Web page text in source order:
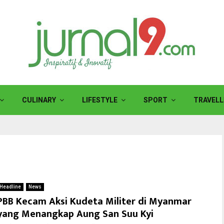
CULINARY LIFESTYLE SPORT
Headline News
Kecam Aksi Kudeta Militer di Myanmar
Menangkap Aung San Suu Kyi